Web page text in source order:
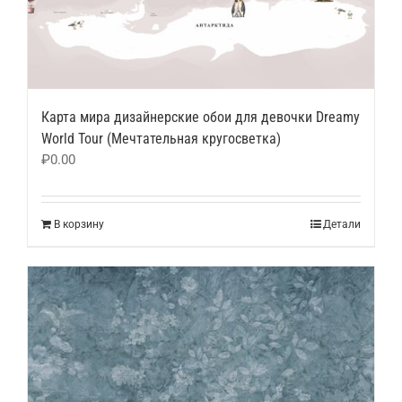
Карта мира дизайнерские обои для девочки Dreamy
World Tour (Мечтательная кругосветка)
₽0.00
В корзину Детали